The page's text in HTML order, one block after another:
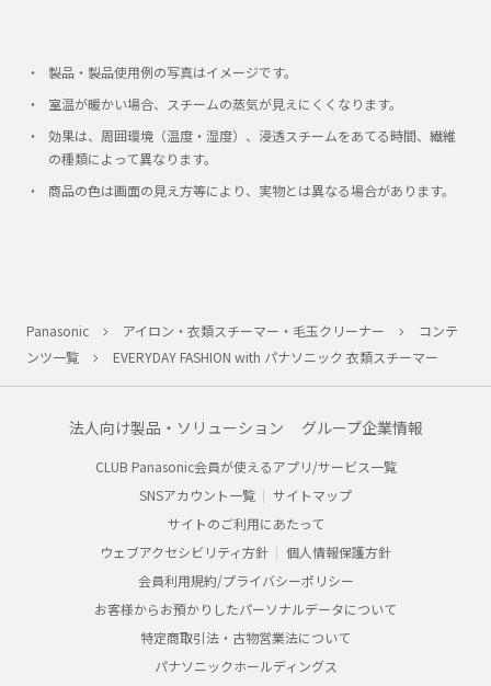
製品・製品使用例の写真はイメージです。
室温が暖かい場合、スチームの蒸気が見えにくくなります。
効果は、周囲環境（温度・湿度）、浸透スチームをあてる時間、繊維
の種類によって異なります。
商品の色は画面の見え方等により、実物とは異なる場合があります。
Panasonic アイロン・衣類スチーマー・毛玉クリーナー
コンテ
ンツ一覧
EVERYDAY FASHION with パナソニック 衣類スチーマー
法人向け製品・ソリューション グループ企業情報
CLUB Panasonic会員が使えるアプリ/サービス一覧
SNSアカウント一覧
サイトマップ
サイトのご利用にあたって
ウェブアクセシビリティ方針
個人情報保護方針
会員利用規約/プライバシーポリシー
お客様からお預かりしたパーソナルデータについて
特定商取引法・古物営業法について
パナソニックホールディングス